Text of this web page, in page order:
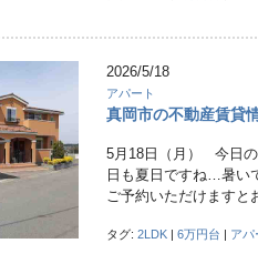
2026/5/18
アパート
真岡市の不動産賃
5月18日（月） 今日の
日も夏日ですね…暑い
ご予約いただけます
タグ:2LDK |6万円台 | アパ